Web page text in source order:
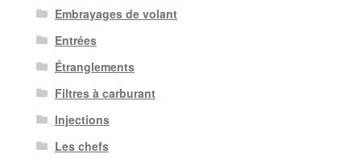
Embrayages de volant
Entrées
Étranglements
Filtres à carburant
Injections
Les chefs